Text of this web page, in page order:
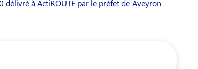
délivré à ActiROUTE par le préfet de Aveyron